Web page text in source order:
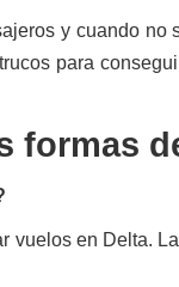
y cuando
para
formas
vuelos en Delta.